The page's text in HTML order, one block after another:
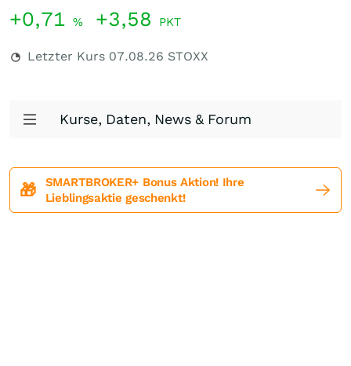
+0,71 % +3,58 PKT
Letzter Kurs 07.08.26 STOXX
Kurse, Daten, News & Forum
🎁
SMARTBROKER+ Bonus Aktion! Ihre
Lieblingsaktie geschenkt!